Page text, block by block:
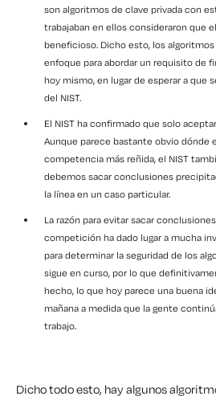
son algoritmos de clave privada con
trabajaban en ellos consideraron que
beneficioso. Dicho esto, los
enfoque para abordar un requisito de
hoy mismo, en lugar de esperar a que
del NIST.
El NIST ha confirmado que solo
Aunque parece bastante obvio dónde
competencia más reñida, el NIST
debemos sacar conclusiones
la línea en un caso particular.
La razón para evitar sacar
competición ha dado lugar a mucha
para determinar la seguridad de los
sigue en curso, por lo que
hecho, lo que hoy parece una buena
mañana a medida que la gente
trabajo.
Dicho todo esto, hay algunos